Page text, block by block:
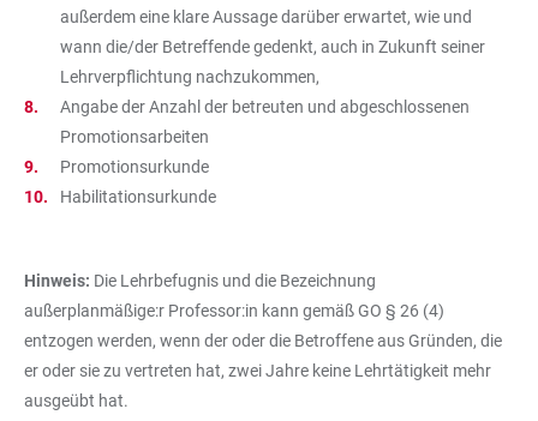
außerdem eine klare Aussage darüber erwartet, wie und
wann die/der Betreffende gedenkt, auch in Zukunft seiner
Lehrverpflichtung nachzukommen,
Angabe der Anzahl der betreuten und abgeschlossenen
Promotionsarbeiten
Promotionsurkunde
Habilitationsurkunde
Hinweis: Die Lehrbefugnis und die Bezeichnung
außerplanmäßige:r Professor:in kann gemäß GO § 26 (4)
entzogen werden, wenn der oder die Betroffene aus Gründen, die
er oder sie zu vertreten hat, zwei Jahre keine Lehrtätigkeit mehr
ausgeübt hat.